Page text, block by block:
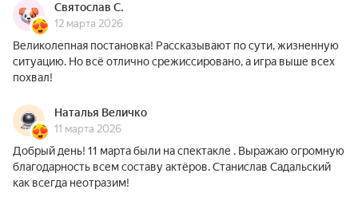
Святослав С.
12 марта 2026
Великолепная постановка! Рассказывают по сути, жизненную
ситуацию. Но всё отлично срежиссировано, а игра выше всех
похвал!
Наталья Величко
11 марта 2026
Добрый день! 11 марта были на спектакле . Выражаю огромную
благодарность всем составу актёров. Станислав Садальский
как всегда неотразим!